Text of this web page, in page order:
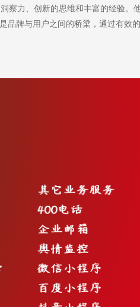
察力、创新的思维和丰富的经验。
品牌与用户之间的桥梁，通过有效